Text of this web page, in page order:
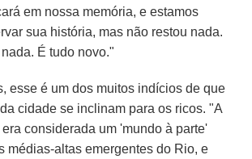
em nossa memória, e estamos
sua história, mas não restou nada.
É tudo novo."
esse é um dos muitos indícios de que
cidade se inclinam para os ricos. "A
considerada um 'mundo à parte'
médias-altas emergentes do Rio, e